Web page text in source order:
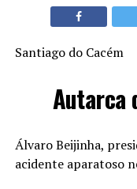
Santiago do Cacém
Autarca
Álvaro Beijinha,
acidente aparatoso